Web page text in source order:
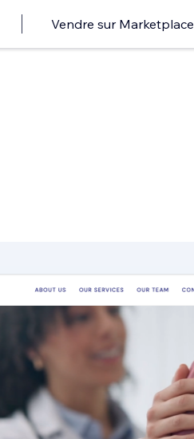
Vendre sur Marketplace